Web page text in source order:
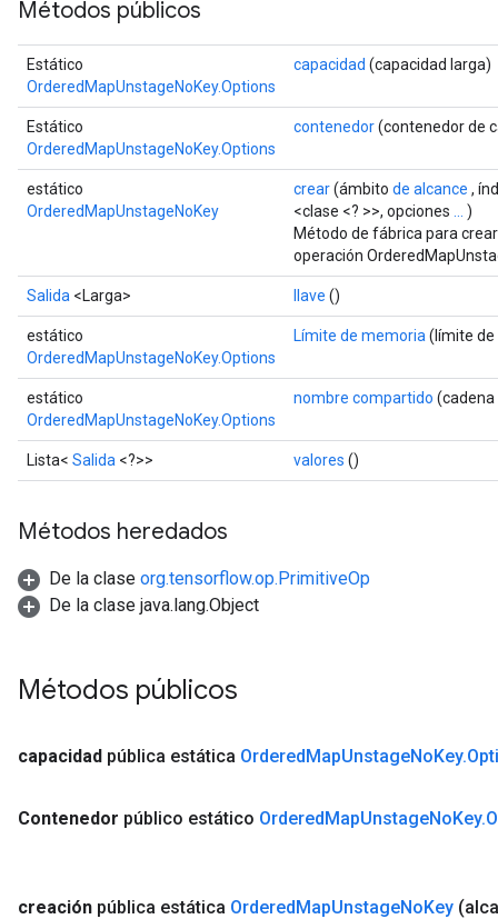
Métodos públicos
Estático
OrderedMapUnstageNoKey.Options
capacidad (capacidad larga)
Estático
OrderedMapUnstageNoKey.Options
contenedor(contenedor de
estático
OrderedMapUnstageNoKey
crear(ámbito de alcance ,
<clase <? >>, opciones
)
Método de fábrica para
operación
Salida <Larga> llave ()
estático
OrderedMapUnstageNoKey.Options
Límite de memoria (límite
estático
OrderedMapUnstageNoKey.Options
nombre compartido
Lista< Salida <?>> valores ()
Métodos heredados
De la clase org.tensorflow.op.PrimitiveOp
De la clase java.lang.Object
Métodos públicos
capacidad pública estática OrderedMapUnstageNoKey.
Contenedor público estático OrderedMapUnstageNoKey.
creación pública estática OrderedMapUnstageNoKey